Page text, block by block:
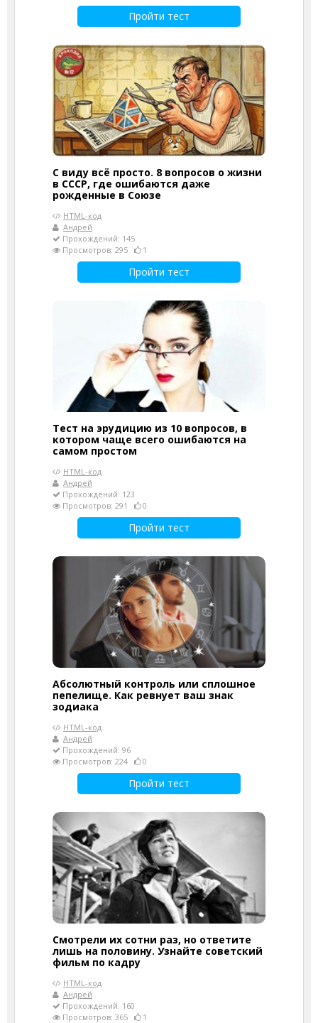
Пройти тест
С виду всё просто. 8 вопросов о жизни
в СССР, где ошибаются даже
рожденные в Союзе
HTML-код
Андрей
Прохождений: 145
Просмотров: 295
1
Пройти тест
Тест на эрудицию из 10 вопросов, в
котором чаще всего ошибаются на
самом простом
HTML-код
Андрей
Прохождений: 123
Просмотров: 291
0
Пройти тест
Абсолютный контроль или сплошное
пепелище. Как ревнует ваш знак
зодиака
HTML-код
Андрей
Прохождений: 96
Просмотров: 224
0
Пройти тест
Смотрели их сотни раз, но ответите
лишь на половину. Узнайте советский
фильм по кадру
HTML-код
Андрей
Прохождений: 160
Просмотров: 365
1